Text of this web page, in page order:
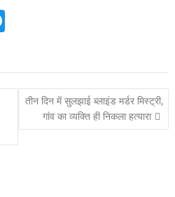
i
n तीन दिन में सुलझाई ब्लाइंड मर्डर मिस्ट्री,
गांव का व्यक्ति ही निकला हत्यारा